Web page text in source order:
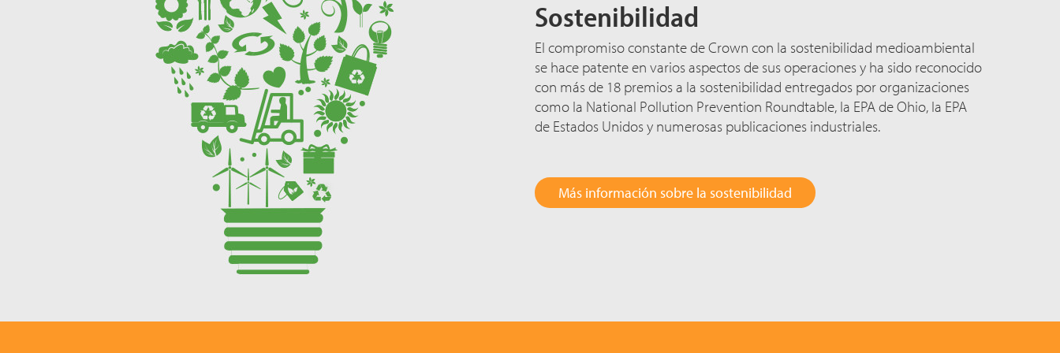
Sostenibilidad
El compromiso constante de Crown con la sostenibilidad medioambiental
se hace patente en varios aspectos de sus operaciones y ha sido reconocido
con más de 18 premios a la sostenibilidad entregados por organizaciones
como la National Pollution Prevention Roundtable, la EPA de Ohio, la EPA
de Estados Unidos y numerosas publicaciones industriales.
Más información sobre la sostenibilidad